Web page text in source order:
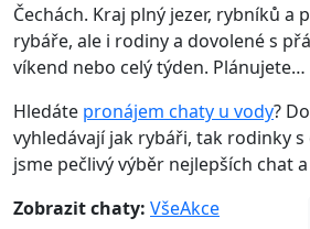
Čechách. Kraj plný jezer, rybníků a
rybáře, ale i rodiny a dovolené s
víkend nebo celý týden. Plánujete…
Hledáte pronájem chaty u vody?
vyhledávají jak rybáři, tak rodinky
jsme pečlivý výběr nejlepších chat
Zobrazit chaty: VšeAkce